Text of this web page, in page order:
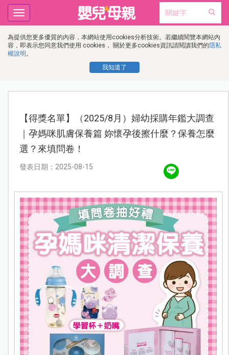
為提供您更多優質的內容，本網站使用cookies分析技術。若繼續閱覽本網站內
容，即表示您同意我們使用 cookies， 關於更多cookies資訊請閱讀我們的隱私
權說明 。
我知道了
Toggle
navigation
【得獎名單】（2025/8月）婦幼採購年鑑大調查
｜孕媽咪肌膚保養篇 妳懷孕後擦什麼？保養怎麼
選？來填問卷！
發表日期：2025-08-15